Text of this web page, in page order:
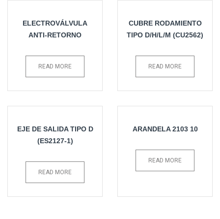
ELECTROVÁLVULA
ANTI-RETORNO
READ MORE
CUBRE RODAMIENTO
TIPO D/H/L/M (CU2562)
READ MORE
EJE DE SALIDA TIPO D
(ES2127-1)
READ MORE
ARANDELA 2103 10
READ MORE